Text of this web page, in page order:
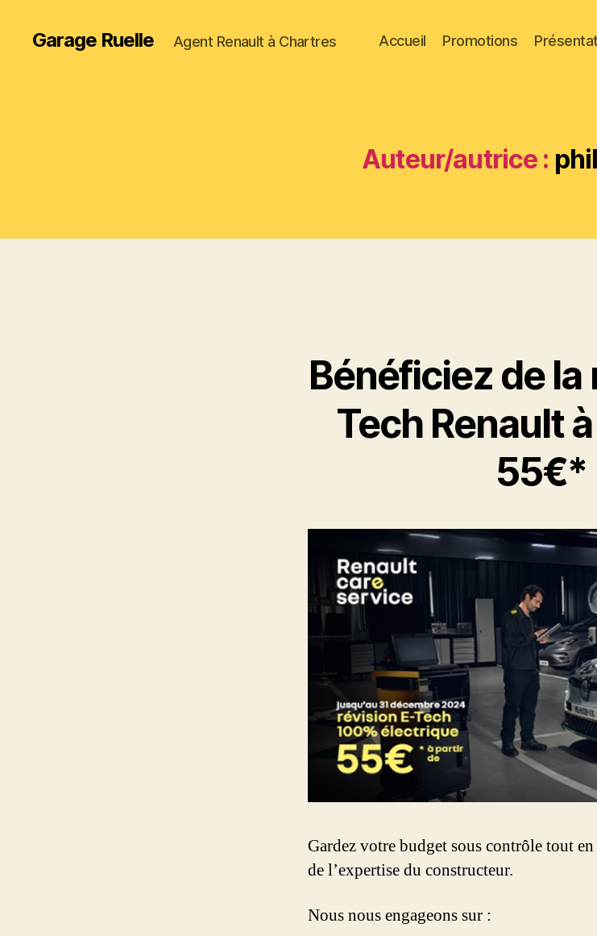
Garage Ruelle Agent Renault à Chartres Accueil Promotions
Auteur/autrice :
Bénéficiez de la
Tech Renault
55€*
Gardez votre budget sous contrôle tout
de l’expertise du constructeur.
Nous nous engageons sur :